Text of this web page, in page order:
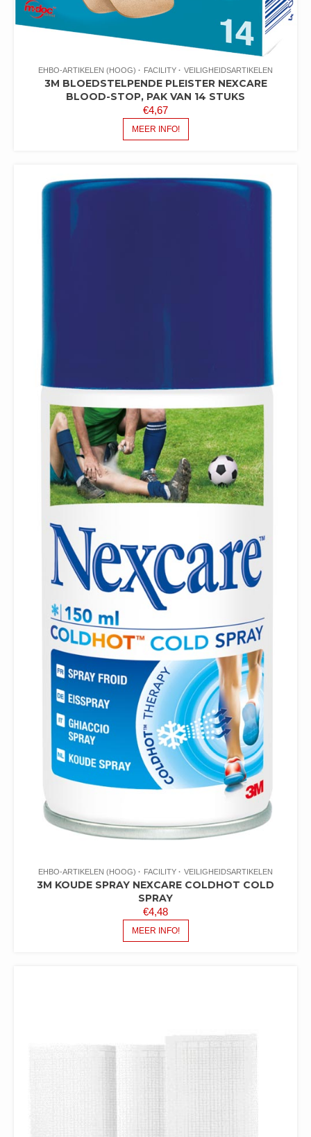
EHBO-ARTIKELEN (HOOG) FACILITY VEILIGHEIDSARTIKELEN
3M BLOEDSTELPENDE PLEISTER NEXCARE
BLOOD-STOP, PAK VAN 14 STUKS
€4,67
MEER INFO!
EHBO-ARTIKELEN (HOOG) FACILITY VEILIGHEIDSARTIKELEN
3M KOUDE SPRAY NEXCARE COLDHOT COLD
SPRAY
€4,48
MEER INFO!